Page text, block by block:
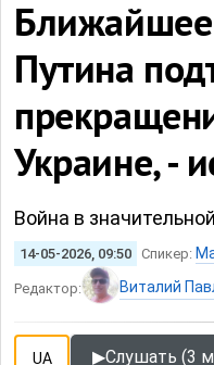
Путина
Украине, -
Война в
14-05-2026, 09:50 Спикер:
Редактор: Виталий
UA ▶Слушать (3